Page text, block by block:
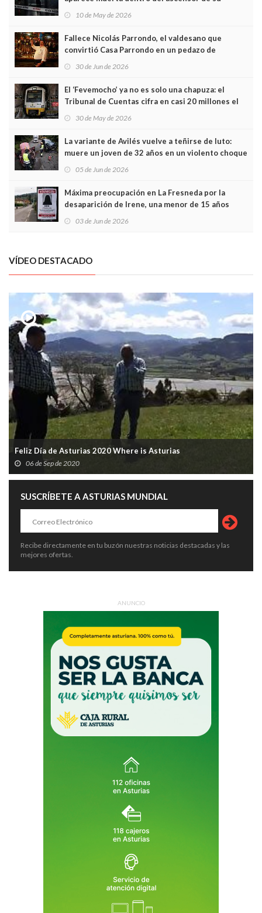
edificio y las cámaras captan sus últimos minutos
10 de May de 2026
Fallece Nicolás Parrondo, el valdesano que
convirtió Casa Parrondo en un pedazo de
Asturias en Madrid
30 de Jun de 2026
El ‘Fevemocho’ ya no es solo una chapuza: el
Tribunal de Cuentas cifra en casi 20 millones el
sobrecoste de los trenes que no cabían por los
30 de May de 2026
La variante de Avilés vuelve a teñirse de luto:
muere un joven de 32 años en un violento choque
frontal
05 de Jun de 2026
Máxima preocupación en La Fresneda por la
desaparición de Irene, una menor de 15 años
03 de Jun de 2026
VÍDEO DESTACADO
Feliz Día de Asturias 2020 Where is Asturias
06 de Sep de 2020
SUSCRÍBETE A ASTURIAS MUNDIAL
Recibe directamente en tu buzón nuestras noticias destacadas y las
mejores ofertas.
ANUNCIO